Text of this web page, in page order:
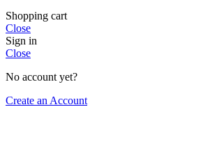
Shopping cart
Close
Sign in
Close
No account yet?
Create an Account